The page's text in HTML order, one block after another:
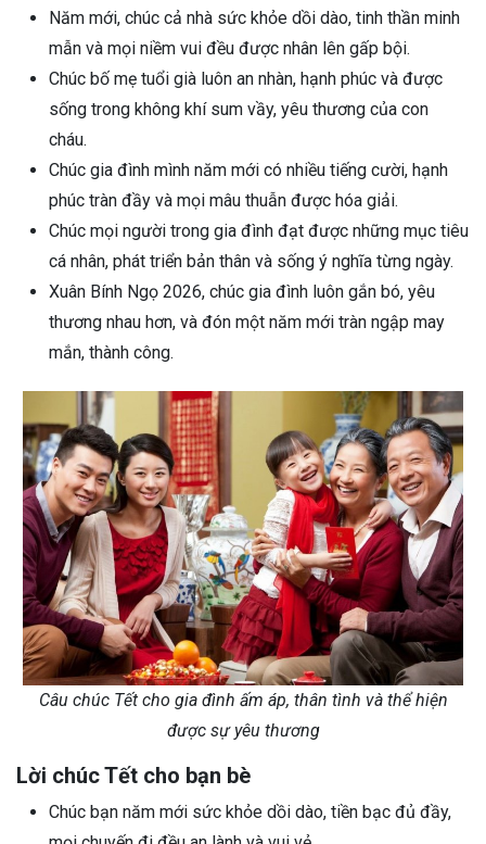
Năm mới, chúc cả nhà sức khỏe dồi dào, tinh thần minh
mẫn và mọi niềm vui đều được nhân lên gấp bội.
Chúc bố mẹ tuổi già luôn an nhàn, hạnh phúc và được
sống trong không khí sum vầy, yêu thương của con
cháu.
Chúc gia đình mình năm mới có nhiều tiếng cười, hạnh
phúc tràn đầy và mọi mâu thuẫn được hóa giải.
Chúc mọi người trong gia đình đạt được những mục tiêu
cá nhân, phát triển bản thân và sống ý nghĩa từng ngày.
Xuân Bính Ngọ 2026, chúc gia đình luôn gắn bó, yêu
thương nhau hơn, và đón một năm mới tràn ngập may
mắn, thành công.
Câu chúc Tết cho gia đình ấm áp, thân tình và thể hiện
được sự yêu thương
Lời chúc Tết cho bạn bè
Chúc bạn năm mới sức khỏe dồi dào, tiền bạc đủ đầy,